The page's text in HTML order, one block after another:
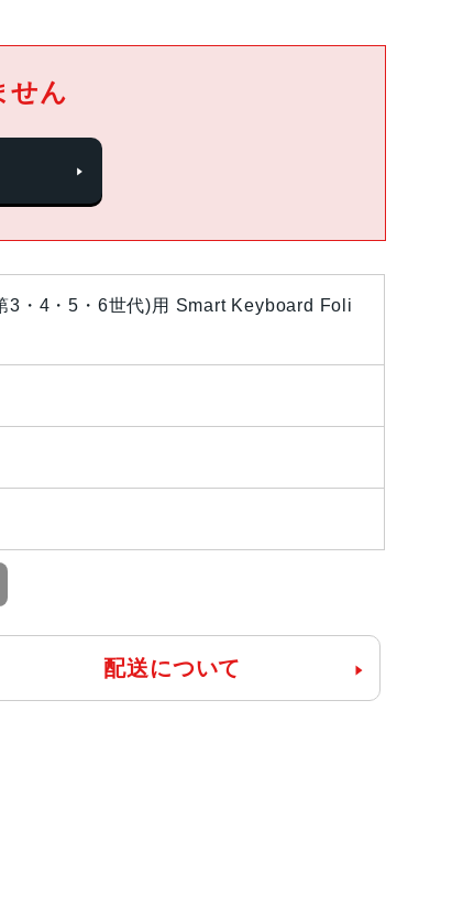
せん
3・4・5・6世代)用 Smart Keyboard Foli
配送について